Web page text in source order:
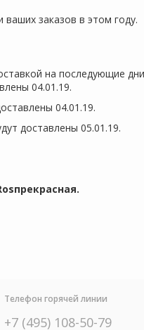
ваших заказов в этом году.
на последующие
04.01.19.
04.01.19.
доставлены 05.01.19.
Телефон горячей линии
+7 (495) 108-50-79